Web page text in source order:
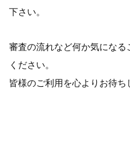
下さい。
審査の流れなど何か気にな
ください。
皆様のご利用を心よりお待ち